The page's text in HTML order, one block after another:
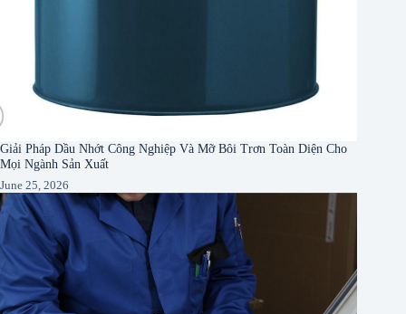
Giải Pháp Dầu Nhớt Công Nghiệp Và Mỡ Bôi Trơn Toàn Diện Cho
Mọi Ngành Sản Xuất
June 25, 2026